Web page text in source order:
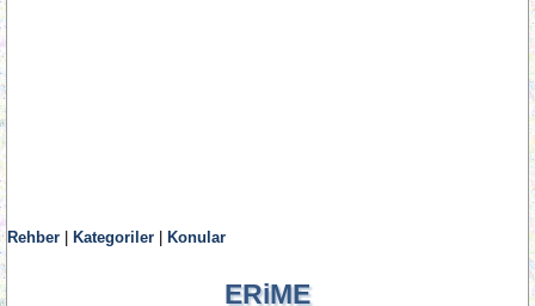
Rehber Kategoriler Konular
ERiME